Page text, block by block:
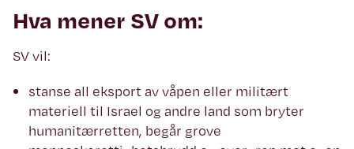
Hva mener SV om:
SV vil:
stanse all eksport av våpen eller militært
materiell til Israel og andre land som bryter
humanitærretten, begår grove